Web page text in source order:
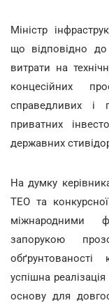
Міністр
що відповідно
витрати на
концесійних
справедливих і
приватних
державних
На думку
ТЕО та
міжнародними
запорукою
успішна
основу для